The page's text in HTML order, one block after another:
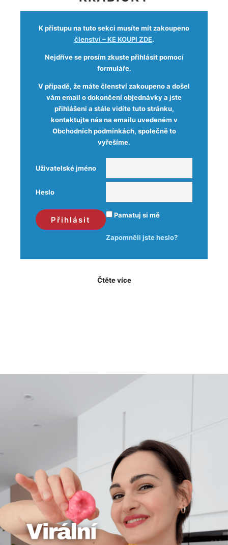
K přístupu na tuto sekci musíte mít zakoupeno
členství – KE KOUPI ZDE.
Nejdříve se prosím zkuste přihlásit pomocí
formuláře.
V případě, že máte členství zakoupeno a došel
vám email o dokončení objednávky a jste
přihlášeni a stále vidíte tuto stránku,
kontaktujte nás na emailu uvedeném v
Obchodních podmínkách, společně to
vyřešíme.
Uživatelské jméno
Heslo
Pamatuj si mě
Zapomněli jste heslo?
Čtěte více